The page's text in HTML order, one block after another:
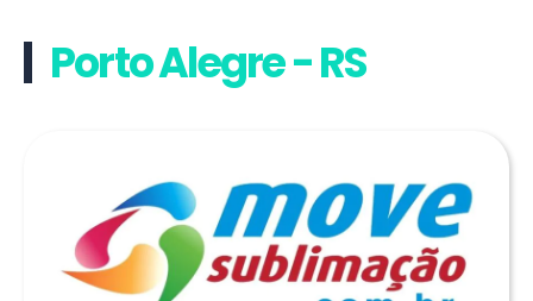
Porto Alegre - RS